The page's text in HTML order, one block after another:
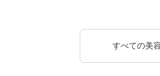
すべての美